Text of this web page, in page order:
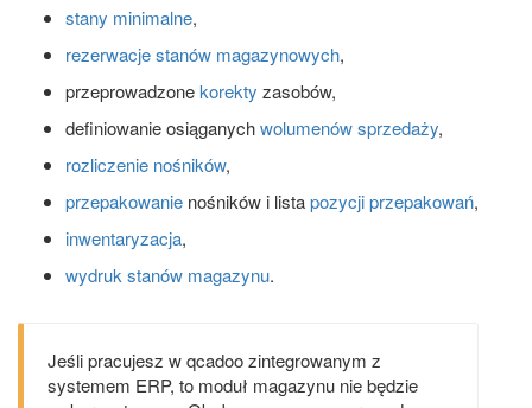
stany minimalne,
rezerwacje stanów magazynowych,
przeprowadzonekorekty zasobów,
definiowanie osiąganychwolumenów sprzedaży,
rozliczenie nośników,
przepakowanie nośników i listapozycji przepakowań,
inwentaryzacja,
wydruk stanów magazynu.
Jeśli pracujesz w qcadoo zintegrowanym z
systemem ERP, to moduł magazynu nie będzie